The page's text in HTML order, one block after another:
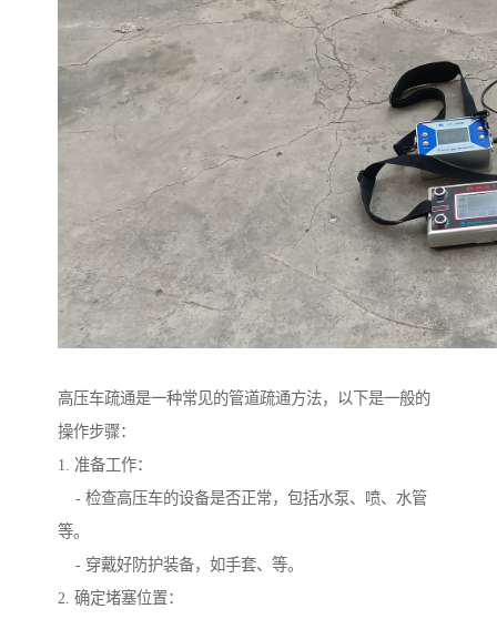
高压车疏通是一种常见的管道疏通方法，以下是一般的
操作步骤：
1. 准备工作：
- 检查高压车的设备是否正常，包括水泵、喷、水管
等。
- 穿戴好防护装备，如手套、等。
2. 确定堵塞位置：